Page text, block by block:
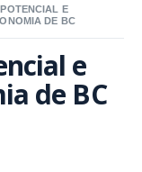
E
DE BC
e
de BC